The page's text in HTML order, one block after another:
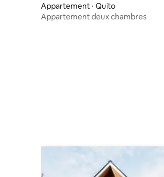
Appartement ⋅ Quito
Appartement deux chambres